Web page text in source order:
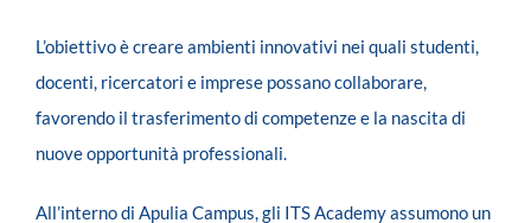
L’obiettivo è creare ambienti innovativi nei quali studenti,
docenti, ricercatori e imprese possano collaborare,
favorendo il trasferimento di competenze e la nascita di
nuove opportunità professionali.
All’interno di Apulia Campus, gli ITS Academy assumono un